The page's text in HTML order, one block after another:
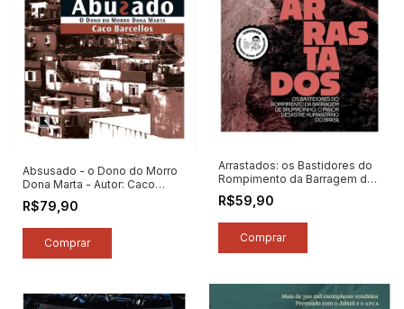
Absusado - o Dono do Morro
Dona Marta - Autor: Caco
Barcellos (2015) [seminovo]
R$79,90
Arrastados: os Bastidores do
Rompimento da Barragem de
Brumadinho... - Autor: Daniela
Arbex (2022) [novo]
R$59,90